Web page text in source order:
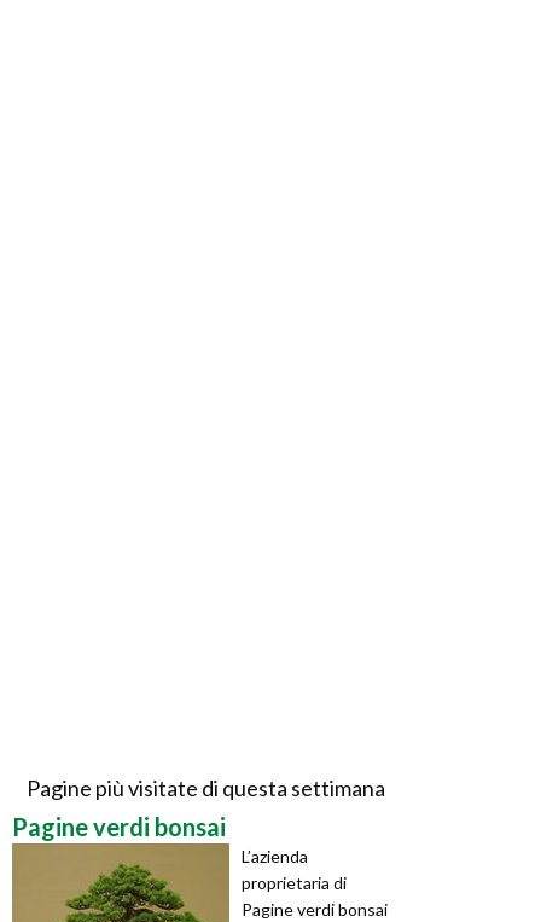
Pagine più visitate di questa settimana
Pagine verdi bonsai
L’azienda
proprietaria di
Pagine verdi bonsai